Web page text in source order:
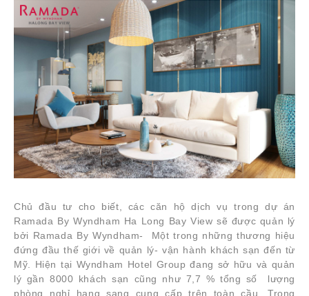
Chủ đầu tư cho biết, các căn hộ dịch vụ trong dự án
Ramada By Wyndham Ha Long Bay View sẽ được quản lý
bởi Ramada By Wyndham- Một trong những thương hiệu
đứng đầu thế giới về quản lý- vận hành khách sạn đến từ
Mỹ. Hiện tại Wyndham Hotel Group đang sở hữu và quản
lý gần 8000 khách sạn cũng như 7,7 % tổng số lượng
phòng nghỉ hạng sang cung cấp trên toàn cầu. Trong